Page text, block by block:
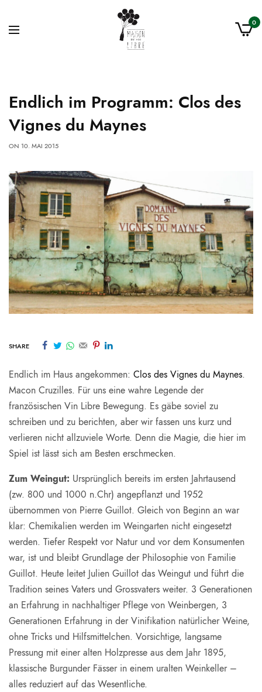
0
Endlich im Programm: Clos des
Vignes du Maynes
ON 10. MAI 2015
SHARE
Endlich im Haus angekommen:Clos des Vignes du Maynes.
Macon Cruzilles. Für uns eine wahre Legende der
französischen Vin Libre Bewegung. Es gäbe soviel zu
schreiben und zu berichten, aber wir fassen uns kurz und
verlieren nicht allzuviele Worte. Denn die Magie, die hier im
Spiel ist lässt sich am Besten erschmecken.
Zum Weingut: Ursprünglich bereits im ersten Jahrtausend
(zw. 800 und 1000 n.Chr) angepflanzt und 1952
übernommen von Pierre Guillot. Gleich von Beginn an war
klar: Chemikalien werden im Weingarten nicht eingesetzt
werden. Tiefer Respekt vor Natur und vor dem Konsumenten
war, ist und bleibt Grundlage der Philosophie von Familie
Guillot. Heute leitet Julien Guillot das Weingut und führt die
Tradition seines Vaters und Grossvaters weiter. 3 Generationen
an Erfahrung in nachhaltiger Pflege von Weinbergen, 3
Generationen Erfahrung in der Vinifikation natürlicher Weine,
ohne Tricks und Hilfsmittelchen. Vorsichtige, langsame
Pressung mit einer alten Holzpresse aus dem Jahr 1895,
klassische Burgunder Fässer in einem uralten Weinkeller –
alles reduziert auf das Wesentliche.